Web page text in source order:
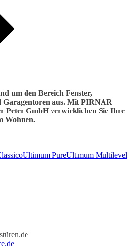
um den Bereich Fenster,
aus. Mit PIRNAR
Peter GmbH verwirklichen Sie Ihre
Wohnen.
Ultimum PureUltimum Multilevel